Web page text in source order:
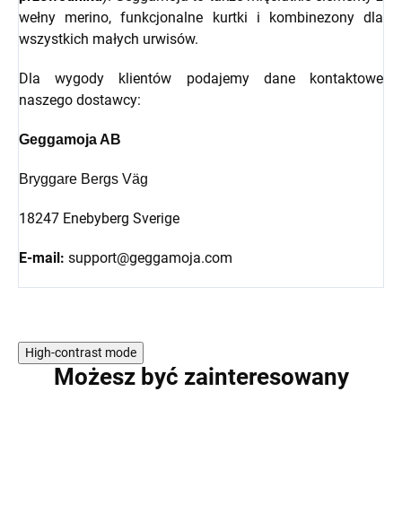
wełny merino, funkcjonalne kurtki i kombinezony dla
wszystkich małych urwisów.
Dla wygody klientów podajemy dane kontaktowe
naszego dostawcy:
Geggamoja AB
Bryggare Bergs Väg
18247 Enebyberg Sverige
E-mail: support@geggamoja.com
High-contrast mode
Możesz być zainteresowany